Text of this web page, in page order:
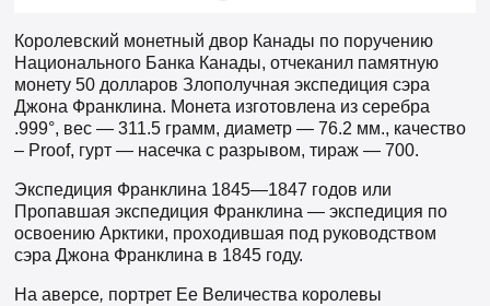
Королевский монетный двор Канады по поручению
Национального Банка Канады, отчеканил памятную
монету 50 долларов Злополучная экспедиция сэра
Джона Франклина. Монета изготовлена из серебра
.999°, вес — 311.5 грамм, диаметр — 76.2 мм., качество
– Proof, гурт — насечка с разрывом, тираж — 700.
Экспедиция Франклина 1845—1847 годов или
Пропавшая экспедиция Франклина — экспедиция по
освоению Арктики, проходившая под руководством
сэра Джона Франклина в 1845 году.
На аверсе, портрет Ее Величества королевы